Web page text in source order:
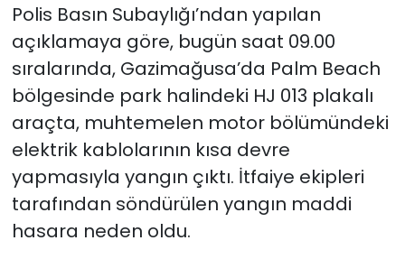
Polis Basın Subaylığı’ndan yapılan
açıklamaya göre, bugün saat 09.00
sıralarında, Gazimağusa’da Palm Beach
bölgesinde park halindeki HJ 013 plakalı
araçta, muhtemelen motor bölümündeki
elektrik kablolarının kısa devre
yapmasıyla yangın çıktı. İtfaiye ekipleri
tarafından söndürülen yangın maddi
hasara neden oldu.
SAĞLIK
Spor
Teknoloji
TÜRKiYE
Video Galeri